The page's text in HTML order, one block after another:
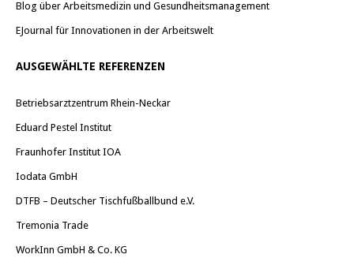
Blog über Arbeitsmedizin und Gesundheitsmanagement
EJournal für Innovationen in der Arbeitswelt
AUSGEWÄHLTE REFERENZEN
Betriebsarztzentrum Rhein-Neckar
Eduard Pestel Institut
Fraunhofer Institut IOA
Iodata GmbH
DTFB – Deutscher Tischfußballbund e.V.
Tremonia Trade
WorkInn GmbH & Co. KG